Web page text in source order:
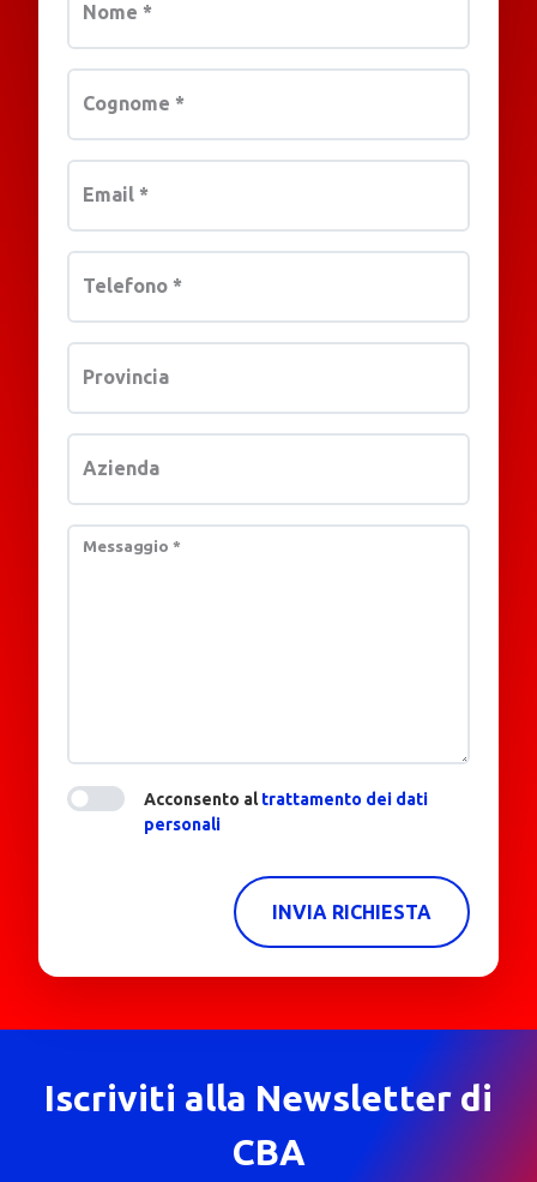
Nome *
Cognome *
Email *
Telefono *
Provincia
Azienda
Messaggio *
Acconsento altrattamento dei dati
personali
INVIA RICHIESTA
Iscriviti alla Newsletter di
CBA